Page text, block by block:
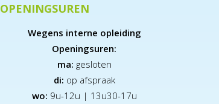
OPENINGSUREN
Wegens interne opleiding
Openingsuren:
ma: gesloten
di: op afspraak
wo: 9u-12u | 13u30-17u